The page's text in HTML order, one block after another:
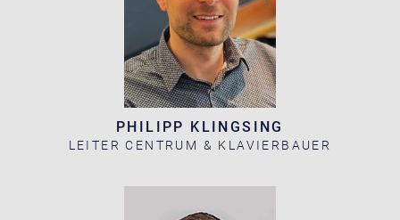
PHILIPP KLINGSING
LEITER CENTRUM & KLAVIERBAUER